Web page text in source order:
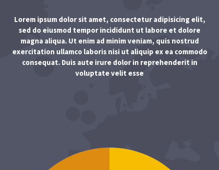
Lorem ipsum dolor sit amet, consectetur adipisicing elit,
sed do eiusmod tempor incididunt ut labore et dolore
magna aliqua. Ut enim ad minim veniam, quis nostrud
exercitation ullamco laboris nisi ut aliquip ex ea commodo
consequat. Duis aute irure dolor in reprehenderit in
voluptate velit esse